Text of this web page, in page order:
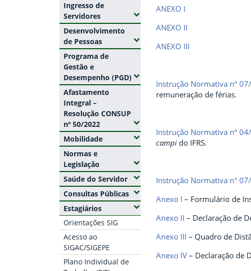
Ingresso de
Servidores(Expandir submenus)
Desenvolvimento
de Pessoas(Expandir submenus)
Programa de
Gestão e
Desempenho (PGD)(Expandir submenus)
Afastamento
Integral –
Resolução CONSUP
nº 50/2022(Expandir submenus)
Mobilidade(Expandir submenus)
Normas e
Legislação (Expandir submenus)
Saúde do Servidor(Expandir submenus)
Consultas Públicas(Expandir submenus)
Estagiários(Expandir submenus)
Orientações SIG
Acesso ao
SIGAC/SIGEPE
Plano Individual de
ANEXO I
ANEXO II
ANEXO III
Instrução Normativa nº
remuneração de férias.
Instrução Normativa nº
campi do IFRS.
Instrução Normativa n°
Anexo I – Formulário de
Anexo II – Declaração de
Anexo III – Quadro de
Anexo IV – Declaração de